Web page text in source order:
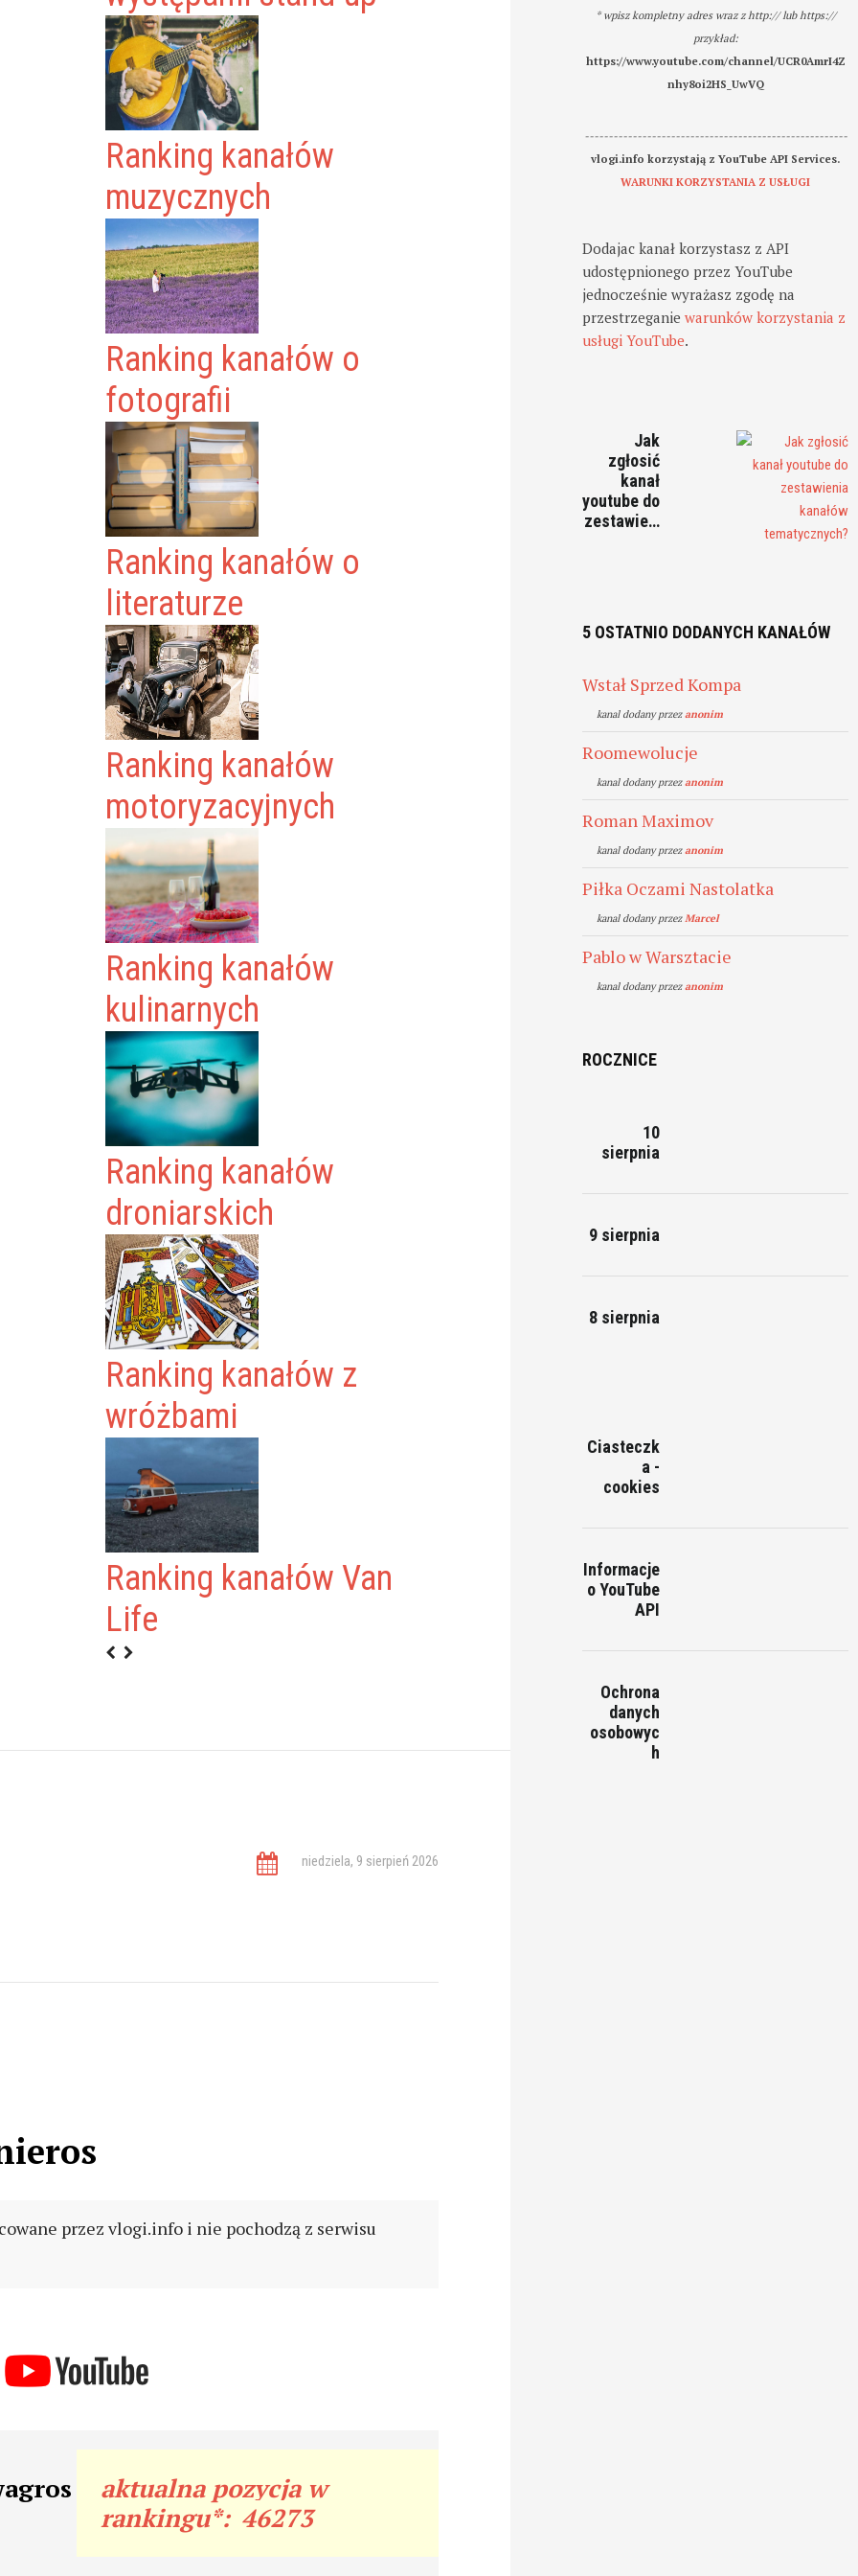
Ranking kanałów
muzycznych
Ranking kanałów o
fotografii
Ranking kanałów o
literaturze
Ranking kanałów
motoryzacyjnych
Ranking kanałów
kulinarnych
Ranking kanałów
droniarskich
Ranking kanałów z
wróżbami
Ranking kanałów Van
Life
COMPANIEROS
niedziela, 9 sierpień 2026
przez vlogi.info i nie pochodzą z serwisu
aktualna pozycja w
rankingu*: 46273
* wpisz kompletny adres wraz z http:// lub https://
przykład:
https://www.youtube.com/channel/UCR0AmrI4Z
nhy8oi2HS_UwVQ
-------------------------------------------------------
vlogi.info korzystają z YouTube API Services.
WARUNKI KORZYSTANIA Z USŁUGI
Dodajac kanał korzystasz z API
udostępnionego przez YouTube
jednocześnie wyrażasz zgodę na
przestrzeganiewarunków korzystania z
usługi YouTube.
Jak
zgłosić
kanał
youtube do
zestawie…
5 OSTATNIO DODANYCH KANAŁÓW
Wstał Sprzed Kompa
kanal dodany przezanonim
Roomewolucje
kanal dodany przezanonim
Roman Maximov
kanal dodany przezanonim
Piłka Oczami Nastolatka
kanal dodany przezMarcel
Pablo w Warsztacie
kanal dodany przezanonim
ROCZNICE
10
sierpnia
9 sierpnia
8 sierpnia
Ciasteczk
a -
cookies
Informacje
o YouTube
API
Ochrona
danych
osobowyc
h